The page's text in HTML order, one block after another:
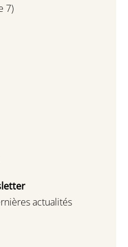
7)
actualités